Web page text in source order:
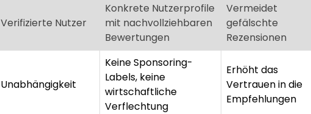
Verifizierte Nutzer
Konkrete Nutzerprofile
mit nachvollziehbaren
Bewertungen
Vermeidet
gefälschte
Rezensionen
Unabhängigkeit
Keine Sponsoring-
Labels, keine
wirtschaftliche
Verflechtung
Erhöht das
Vertrauen in die
Empfehlungen